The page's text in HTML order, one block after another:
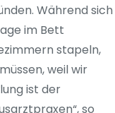
Während sich
im Bett
stapeln,
weil wir
ist der
so